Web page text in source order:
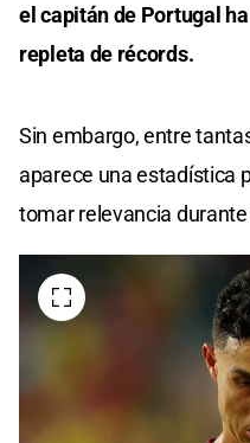
el capitán de Portugal
repleta de récords.
Sin embargo, entre
aparece una estadística
tomar relevancia